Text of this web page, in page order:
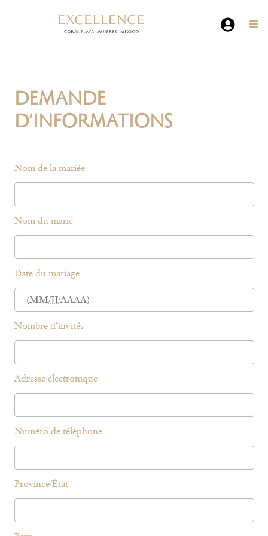
DEMANDE
D'INFORMATIONS
Nom de la mariée
Nom du marié
Date du mariage
Nombre d’invités
Adresse électronique
Numéro de téléphone
Province/État